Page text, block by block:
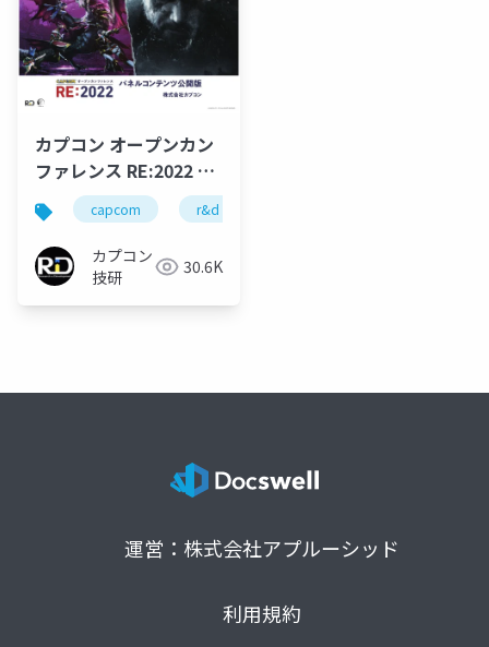
カプコン オープンカン
ファレンス RE:2022 パ
ネルコンテンツ
capcom r&d
カプコン
技研
30.6K
運営：株式会社アプルーシッド
利用規約